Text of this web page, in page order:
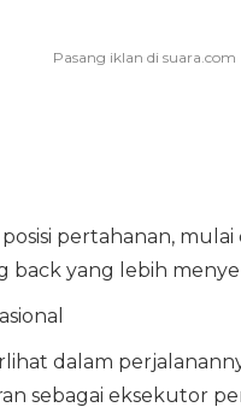
pertahanan,
back yang lebih
dalam
sebagai eksekutor